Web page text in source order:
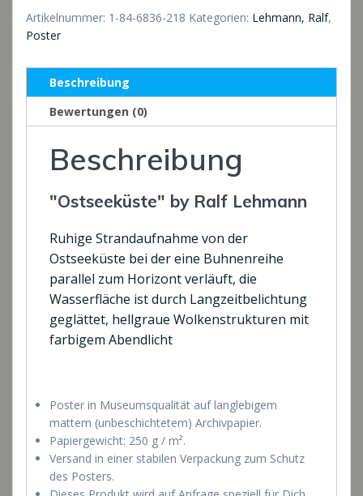
Artikelnummer: 1-84-6836-218 Kategorien: Lehmann, Ralf,
Poster
Beschreibung
Bewertungen (0)
Beschreibung
"Ostseeküste" by Ralf Lehmann
Ruhige Strandaufnahme von der
Ostseeküste bei der eine Buhnenreihe
parallel zum Horizont verläuft, die
Wasserfläche ist durch Langzeitbelichtung
geglättet, hellgraue Wolkenstrukturen mit
farbigem Abendlicht
Poster in Museumsqualität auf langlebigem
mattem (unbeschichtetem) Archivpapier.
Papiergewicht: 250 g / m².
Versand in einer stabilen Verpackung zum Schutz
des Posters.